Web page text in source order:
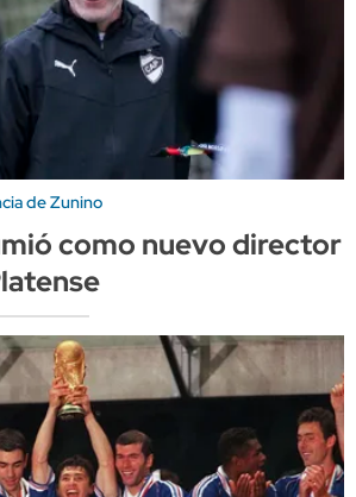
de Zunino
como nuevo director